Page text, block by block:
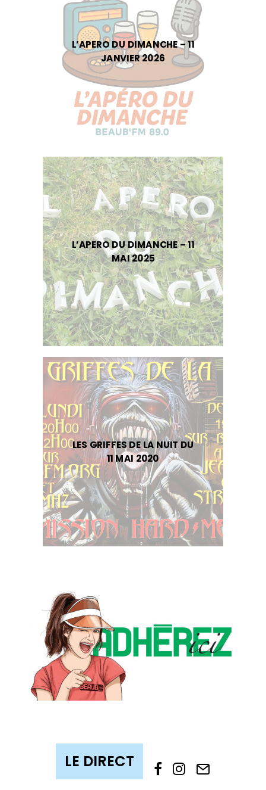
L’APERO DU DIMANCHE – 11
JANVIER 2026
L’APERO DU DIMANCHE – 11
MAI 2025
LES GRIFFES DE LA NUIT DU
11 MAI 2020